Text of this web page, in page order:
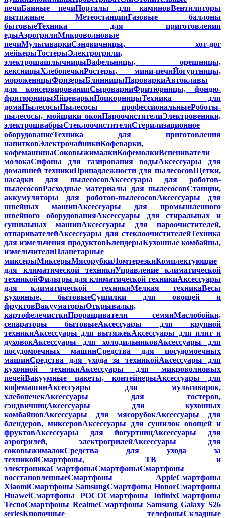
печиБанные печиПорталы для каминовВентиляторы
вытяжные МетеостанцииГазовые баллоны
бытовыеТехника для приготовления
едыАэрогрилиМикроволновые
печиМультиваркиСэндвичницы, хот-дог
мейкерыТостерыЭлектрогрили,
электрошашлычницыВафельницы, орешницы,
кексницыХлебопечкиРостеры, мини-печиЙогуртницы,
мороженицыФризерыБлинницыПароваркиАвтоклавы
для консервированияСыроварниФритюрницы, фондю-
фритюрницыЯйцеваркиПопкорницыТехника для
домаПылесосыПылесосы профессиональныеРоботы-
пылесосы, мойщики оконПароочистителиЭлектровеники,
электрошвабрыСтеклоочистителиСтерилизационное
оборудованиеТехника для приготовления
напитковЭлектрочайникиКофеварки,
кофемашиныСоковыжималкиКофемолкиВспениватели
молокаСифоны для газирования водыАксессуары для
домашней техникиПринадлежности для пылесосовЩетки,
насадки для пылесосовАксессуары для роботов-
пылесосовРасходные материалы для пылесосовСтанции,
аккумуляторы для роботов-пылесосовАксессуары для
швейных машинАксессуары для промышленного
швейного оборудованияАксессуары для стиральных и
сушильных машинАксессуары для пароочистителей,
отпаривателейАксессуары для стеклоочистителейТехника
для измельчения продуктовБлендерыКухонные комбайны,
измельчителиПланетарные
миксерыМиксерыМясорубкиЛомтерезкиКомплектующие
для климатической техникиУправление климатической
техникойФильтры для климатической техникиАксессуары
для климатической техникиМелкая техникаВесы
кухонные, бытовыеСушилки для овощей и
фруктовВакууматорыОткрывалки,
картофелечисткиПроращиватели семянМаслобойки,
сепараторы бытовыеАксессуары для крупной
техникиАксессуары для вытяжекАксессуары для плит и
духовокАксессуары для холодильниковАксессуары для
посудомоечных машинСредства для посудомоечных
машинСредства для ухода за техникойАксессуары для
кухонной техникиАксессуары для микроволновых
печейВакуумные пакеты, контейнерыАксессуары для
кофемашинАксессуары для мультиварок,
хлебопечекАксессуары для тостеров,
сэндвичницАксессуары для кухонных
комбайновАксессуары для мясорубокАксессуары для
блендеров, миксеровАксессуары для сушилок овощей и
фруктовАксессуары для йогуртницАксессуары для
аэрогрилей, электрогрилейАксессуары для
соковыжималокСредства для ухода за
техникойСмартфоны, ТВ и
электроникаСмартфоныСмартфоныСмартфоны
восстановленныеСмартфоны AppleСмартфоны
XiaomiСмартфоны SamsungСмартфоны HonorСмартфоны
HuaweiСмартфоны POCOСмартфоны InfinixСмартфоны
TecnoСмартфоны RealmeСмартфоны Samsung Galaxy S26
seriesКнопочные телефоныСкладные